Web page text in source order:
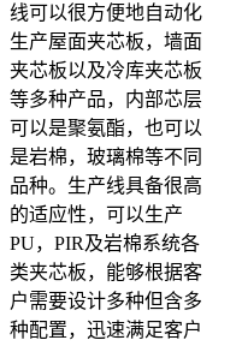
线可以很方便地自动化
生产屋面夹芯板，墙面
夹芯板以及冷库夹芯板
等多种产品，内部芯层
可以是聚氨酯，也可以
是岩棉，玻璃棉等不同
品种。生产线具备很高
的适应性，可以生产
PU，PIR及岩棉系统各
类夹芯板，能够根据客
户需要设计多种但含多
种配置，迅速满足客户